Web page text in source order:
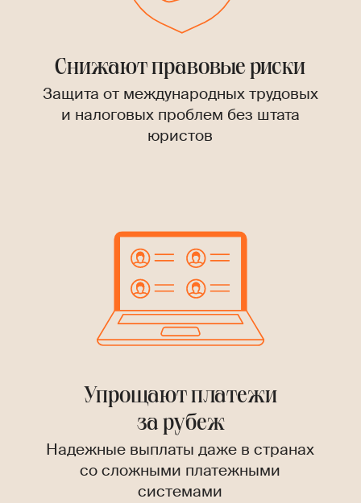
Снижают правовые риски
Защита от международных трудовых
и налоговых проблем без штата
юристов
Упрощают платежи
за рубеж
Надежные выплаты даже в странах
со сложными платежными
системами